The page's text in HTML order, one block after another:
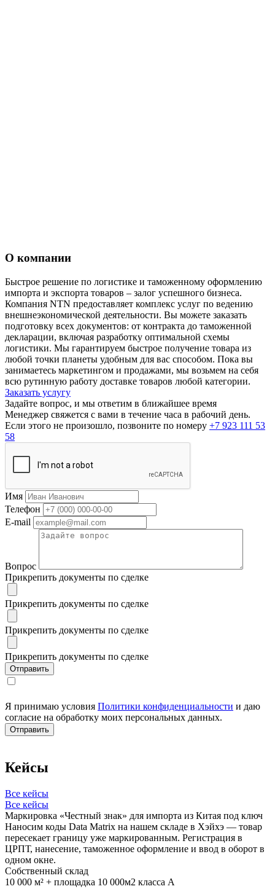
О компании
Быстрое решение по логистике и таможенному оформлению
импорта и экспорта товаров – залог успешного бизнеса.
Компания NTN предоставляет комплекс услуг по ведению
внешнеэкономической деятельности. Вы можете заказать
подготовку всех документов: от контракта до таможенной
декларации, включая разработку оптимальной схемы
логистики. Мы гарантируем быстрое получение товара из
любой точки планеты удобным для вас способом. Пока вы
занимаетесь маркетингом и продажами, мы возьмем на себя
всю рутинную работу доставке товаров любой категории.
Заказать услугу
Задайте вопрос, и мы ответим в ближайшее время
Менеджер свяжется с вами в течение часа в рабочий день.
Если этого не произошло, позвоните по номеру +7 923 111 53
58
Имя
Телефон
E-mail
Вопрос
Прикрепить документы по сделке
Прикрепить документы по сделке
Прикрепить документы по сделке
Прикрепить документы по сделке
Я принимаю условия Политики конфиденциальности и даю
согласие на обработку моих персональных данных.
Кейсы
Все кейсы
Все кейсы
Маркировка «Честный знак» для импорта из Китая под ключ
Наносим коды Data Matrix на нашем складе в Хэйхэ — товар
пересекает границу уже маркированным. Регистрация в
ЦРПТ, нанесение, таможенное оформление и ввод в оборот в
одном окне.
Собственный склад
10 000 м² + площадка 10 000м2 класса А